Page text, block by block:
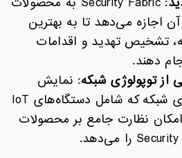
اجازه می‌دهد تا به بهترین
تشخیص تهدید و اقدامات
دهند.
از توپولوژی شبکه: نمایش
گرافیکی از توپولوژی شبکه که شامل دستگاه‌های IoT
نظارت جامع بر محصولات